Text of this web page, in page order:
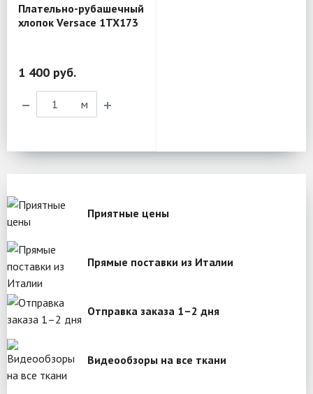
Плательно-рубашечный
хлопок Versace 1TX173
1 400 руб.
м
Приятные цены
Прямые поставки из Италии
Отправка заказа 1–2 дня
Видеообзоры на все ткани